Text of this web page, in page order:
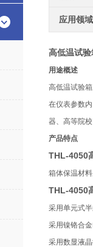
应用领域
高低温试
用途概述
高低温试验
在仪表参数
器、高等院
产品特点
THL-4050
箱体保温材
THL-4050
采用单元式
采用镍铬合
采用数显液